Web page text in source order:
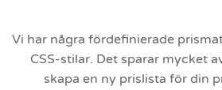
Vi har några fördefinierade
CSS-stilar. Det sparar mycket
skapa en ny prislista för din